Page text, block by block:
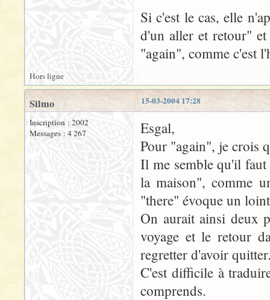
Si c'est le cas, elle
d'un aller et retour" et
"again", comme c'est
Hors ligne
15-03-2004 17:28
Silmo
Inscription : 2002
Messages : 4 267
Esgal,
Pour "again", je crois
Il me semble qu'il faut
la maison", comme
"there" évoque un
On aurait ainsi deux
voyage et le retour
regretter d'avoir
C'est difficile à
comprends.